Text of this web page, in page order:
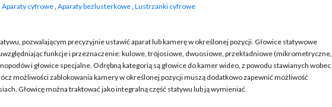
Aparaty cyfrowe, Aparaty bezlusterkowe, Lustrzanki cyfrowe
pozwalającym precyzyjnie ustawić aparat lub kamerę w określonej pozycji. Głowice statywowe
funkcje i przeznaczenie: kulowe, trójosiowe, dwuosiowe, przekładniowe (mikrometryczne,
i głowice specjalne. Odrębną kategorią są głowice do kamer wideo, z powodu stawianych wobec
możliwości zablokowania kamery w określonej pozycji muszą dodatkowo zapewnić możliwość
Głowicę można traktować jako integralną część statywu lub ją wymieniać.